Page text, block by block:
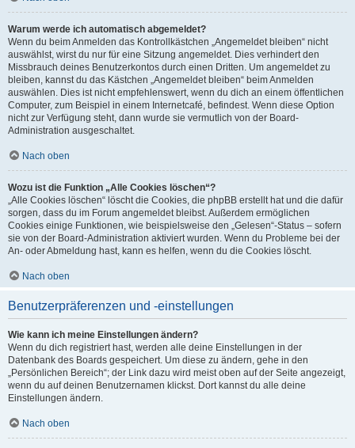
Warum werde ich automatisch abgemeldet?
Wenn du beim Anmelden das Kontrollkästchen „Angemeldet bleiben“ nicht
auswählst, wirst du nur für eine Sitzung angemeldet. Dies verhindert den
Missbrauch deines Benutzerkontos durch einen Dritten. Um angemeldet zu
bleiben, kannst du das Kästchen „Angemeldet bleiben“ beim Anmelden
auswählen. Dies ist nicht empfehlenswert, wenn du dich an einem öffentlichen
Computer, zum Beispiel in einem Internetcafé, befindest. Wenn diese Option
nicht zur Verfügung steht, dann wurde sie vermutlich von der Board-
Administration ausgeschaltet.
Nach oben
Wozu ist die Funktion „Alle Cookies löschen“?
„Alle Cookies löschen“ löscht die Cookies, die phpBB erstellt hat und die dafür
sorgen, dass du im Forum angemeldet bleibst. Außerdem ermöglichen
Cookies einige Funktionen, wie beispielsweise den „Gelesen“-Status – sofern
sie von der Board-Administration aktiviert wurden. Wenn du Probleme bei der
An- oder Abmeldung hast, kann es helfen, wenn du die Cookies löscht.
Nach oben
Benutzerpräferenzen und -einstellungen
Wie kann ich meine Einstellungen ändern?
Wenn du dich registriert hast, werden alle deine Einstellungen in der
Datenbank des Boards gespeichert. Um diese zu ändern, gehe in den
„Persönlichen Bereich“; der Link dazu wird meist oben auf der Seite angezeigt,
wenn du auf deinen Benutzernamen klickst. Dort kannst du alle deine
Einstellungen ändern.
Nach oben